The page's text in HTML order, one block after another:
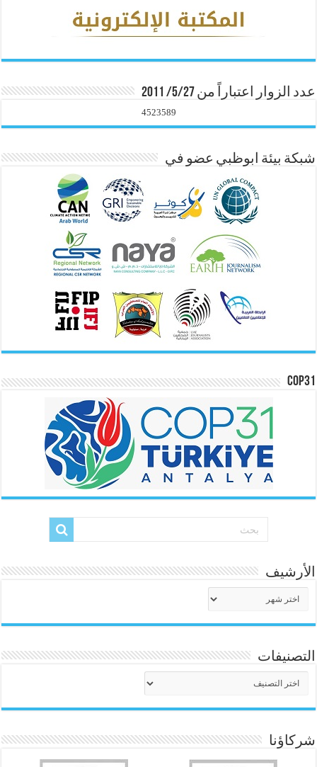
عدد الزوار اعتباراً من 5/27/ 2011
4523589
شبكة بيئة ابوظبي عضو في
COP31
الأرشيف
التصنيفات
شركاؤنا